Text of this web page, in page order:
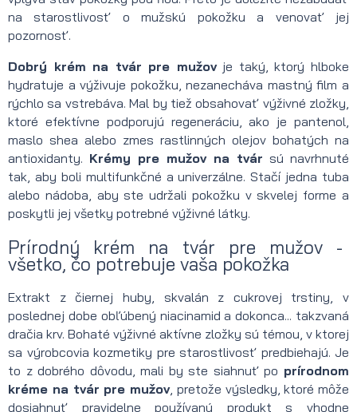
na starostlivosť o mužskú pokožku a venovať jej
pozornosť.
Dobrý krém na tvár pre mužovje taký, ktorý hlboke
hydratuje a výživuje pokožku, nezanecháva mastný film a
rýchlo sa vstrebáva. Mal by tiež obsahovať výživné zložky,
ktoré efektívne podporujú regeneráciu, ako je pantenol,
maslo shea alebo zmes rastlinných olejov bohatých na
antioxidanty. Krémy pre mužov na tvár sú navrhnuté
tak, aby boli multifunkčné a univerzálne. Stačí jedna tuba
alebo nádoba, aby ste udržali pokožku v skvelej forme a
poskytli jej všetky potrebné výživné látky.
Prírodný krém na tvár pre mužov -
všetko, čo potrebuje vaša pokožka
Extrakt z čiernej huby, skvalán z cukrovej trstiny, v
poslednej dobe obľúbený niacinamid a dokonca... takzvaná
dračia krv. Bohaté výživné aktívne zložky sú témou, v ktorej
sa výrobcovia kozmetiky pre starostlivosť predbiehajú. Je
to z dobrého dôvodu, mali by ste siahnuť po prírodnom
kréme na tvár pre mužov, pretože výsledky, ktoré môže
dosiahnuť pravidelne používaný produkt s vhodne